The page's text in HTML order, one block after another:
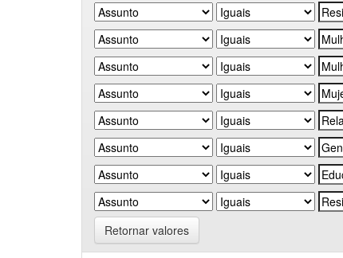
Retornar valores